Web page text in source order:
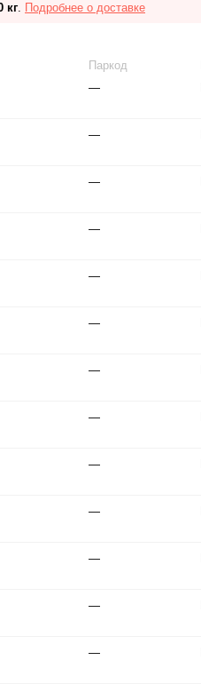
кг. Подробнее о доставке
Паркод
—
—
—
—
—
—
—
—
—
—
—
—
—